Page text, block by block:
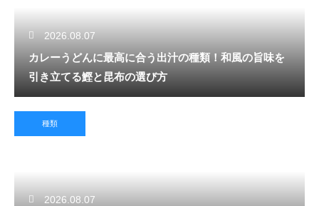
2026.08.07
カレーうどんに最高に合う出汁の種類！和風の旨味を
引き立てる鰹と昆布の選び方
種類
2026.08.07